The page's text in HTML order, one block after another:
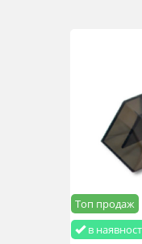
в
Топ продаж